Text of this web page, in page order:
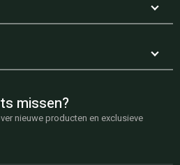
missen?
nieuwe producten en exclusieve